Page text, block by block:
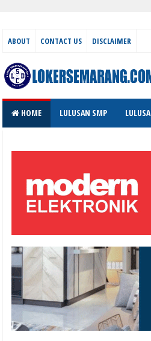
ABOUT CONTACT US DISCLAIMER
HOME LULUSAN SMP